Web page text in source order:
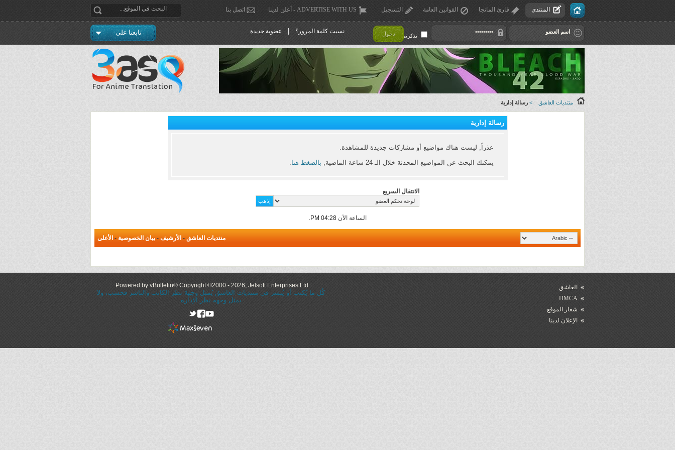
المنتدى قارئ المانجا القوانين العامة التسجيل ADVERTISE WITH US - أعلن لدينا اتصل بنا
تذكرني ! دخول نسيت كلمة المرور؟ عضوية جديدة تابعنا على
منتديات العاشق > رسالة إدارية
رسالة إدارية
عذراً, ليست هناك مواضيع أو مشاركات جديدة للمشاهدة.
يمكنك البحث عن المواضيع المحدثة خلال الـ 24 ساعة الماضية,
بالضغط هنا.
الانتقال السريع
الساعة الآن04:28 PM
.
منتديات العاشق - الأرشيف - بيان الخصوصية - الأعلى
العاشق
DMCA
شعار الموقع
الإعلان لدينا
Powered by vBulletin® Copyright ©2000 - 2026, Jelsoft Enterprises Ltd.
كُل ما يُكتب أو يُنشر في منتديات العاشق يُمثل وجهة نظر الكاتب والناشر فحسب، ولا
يمثل وجهه نظر الإدارة